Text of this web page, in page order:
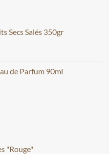
Secs Salés 350gr
de Parfum 90ml
"Rouge"